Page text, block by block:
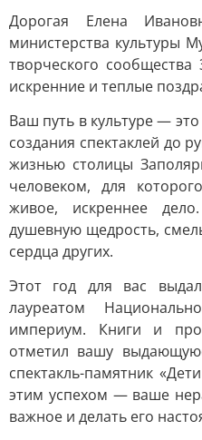
Дорогая Елена
министерства культуры
творческого
искренние и теплые
Ваш путь в культуре —
создания спектаклей до
жизнью столицы
человеком, для
живое, искреннее
душевную щедрость,
сердца других.
Этот год для вас
лауреатом
империум. Книги и
отметил вашу
спектакль-памятник
этим успехом — ваше
важное и делать его